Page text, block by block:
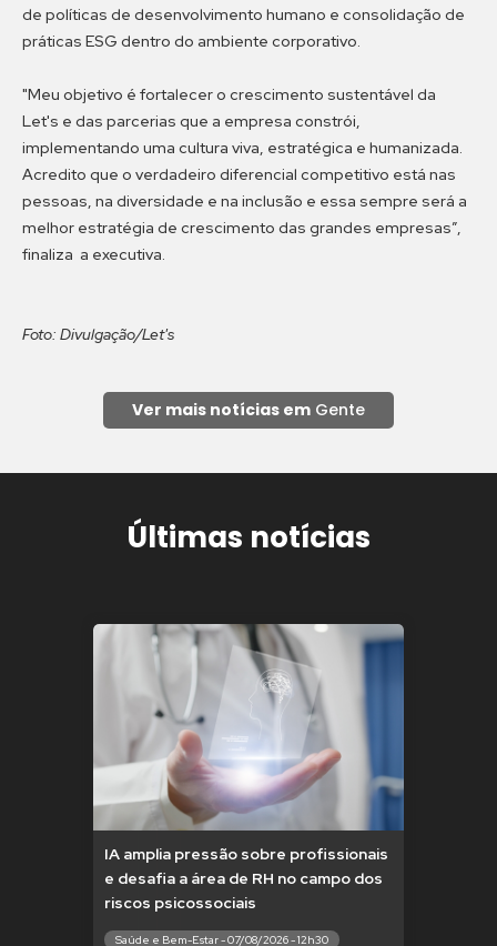
de políticas de desenvolvimento humano e consolidação de
práticas ESG dentro do ambiente corporativo.
"Meu objetivo é fortalecer o crescimento sustentável da
Let's e das parcerias que a empresa constrói,
implementando uma cultura viva, estratégica e humanizada.
Acredito que o verdadeiro diferencial competitivo está nas
pessoas, na diversidade e na inclusão e essa sempre será a
melhor estratégia de crescimento das grandes empresas”,
finaliza a executiva.
Foto: Divulgação/Let's
Ver mais notícias em Gente
Últimas notícias
IA amplia pressão sobre profissionais
e desafia a área de RH no campo dos
riscos psicossociais
Saúde e Bem-Estar - 07/08/2026 - 12h30